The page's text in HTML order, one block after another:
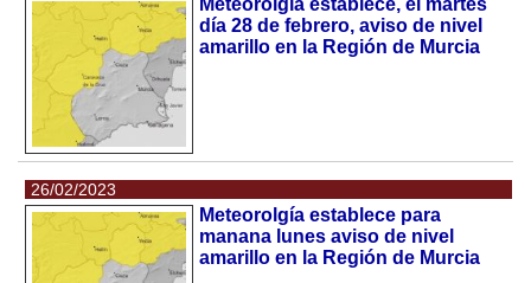
Meteorolgía establece, el martes
día 28 de febrero, aviso de nivel
amarillo en la Región de Murcia
26/02/2023
Meteorolgía establece para
manana lunes aviso de nivel
amarillo en la Región de Murcia